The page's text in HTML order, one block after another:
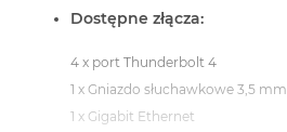
Dostępne złącza:
4 x port Thunderbolt 4
1 x Gniazdo słuchawkowe 3,5 mm
1 x Gigabit Ethernet